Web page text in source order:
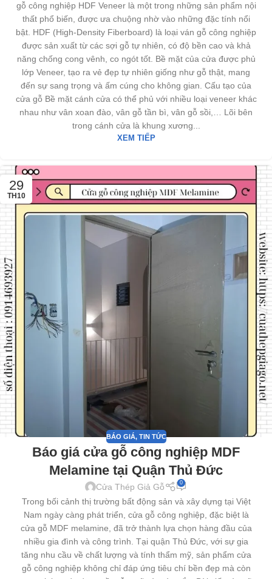
gỗ công nghiệp HDF Veneer là một trong những sản phẩm nội
thất phổ biến, được ưa chuộng nhờ vào những đặc tính nổi
bật. HDF (High-Density Fiberboard) là loại ván gỗ công nghiệp
được sản xuất từ các sợi gỗ tự nhiên, có độ bền cao và khả
năng chống cong vênh, co ngót tốt. Bề mặt của cửa được phủ
lớp Veneer, tạo ra vẻ đẹp tự nhiên giống như gỗ thật, mang
đến sự sang trọng và ấm cúng cho không gian. Cấu tạo của
cửa gỗ Bề mặt cánh cửa có thể phủ với nhiều loại veneer khác
nhau như vân xoan đào, vân gỗ tần bì, vân gỗ sồi,… Lõi bên
trong cánh cửa là khung xương...
XEM TIẾP
29
TH10
BÁO GIÁ, TIN TỨC
Báo giá cửa gỗ công nghiệp MDF
Melamine tại Quận Thủ Đức
Cửa Thép Giả Gỗ 0
Trong bối cảnh thị trường bất động sản và xây dựng tại Việt
Nam ngày càng phát triển, cửa gỗ công nghiệp, đặc biệt là
cửa gỗ MDF melamine, đã trở thành lựa chọn hàng đầu của
nhiều gia đình và công trình. Tại quận Thủ Đức, với sự gia
tăng nhu cầu về chất lượng và tính thẩm mỹ, sản phẩm cửa
gỗ công nghiệp không chỉ đáp ứng tiêu chí bền đẹp mà còn